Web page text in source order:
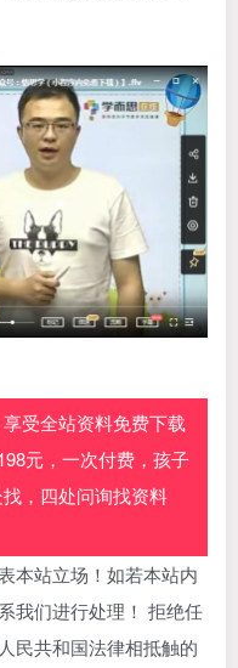
受全站资料免费下载
元，一次付费，孩子
，四处问询找资料
本站立场！如若本站内
我们进行处理！ 拒绝任
民共和国法律相抵触的